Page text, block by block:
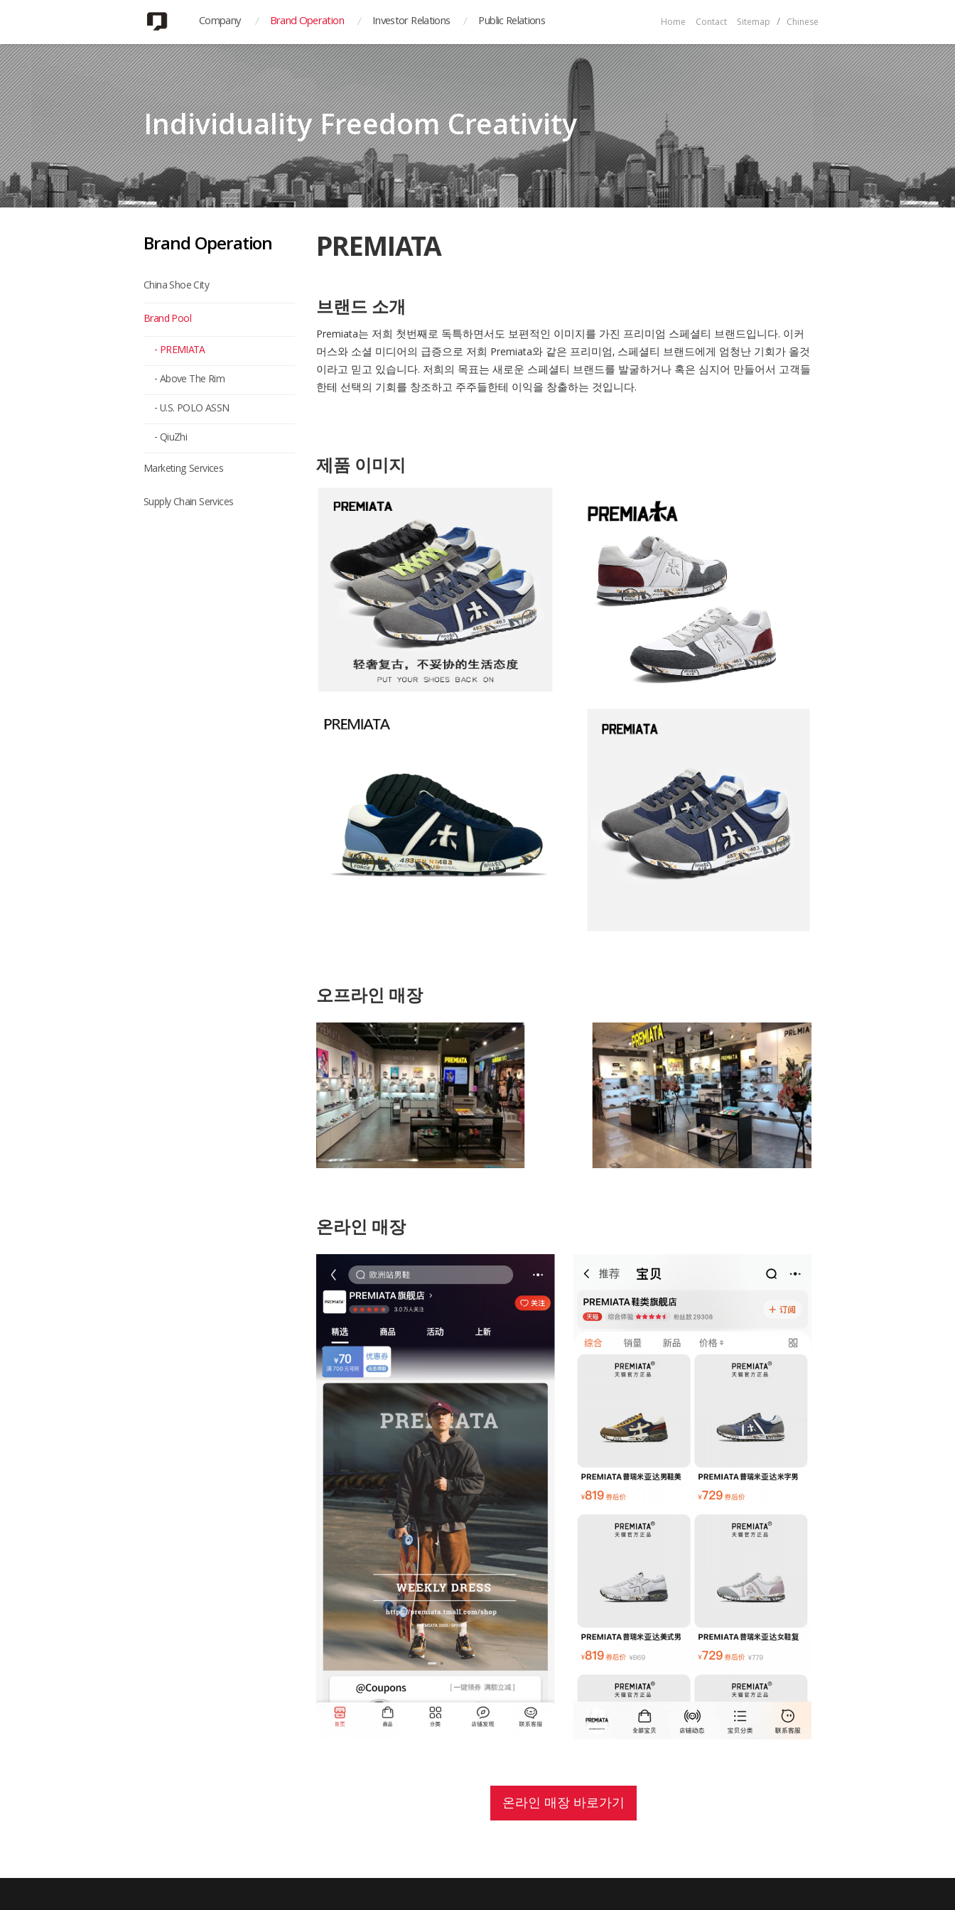
Home Contact Sitemap / Chinese
Company Brand Operation Investor Relations Public Relations
Individuality Freedom Creativity
Brand Operation
China Shoe City
Brand Pool
- PREMIATA
- Above The Rim
- U.S. POLO ASSN
- QiuZhi
Marketing Services
Supply Chain Services
PREMIATA
브랜드 소개
Premiata는 저희 첫번째로 독특하면서도 보편적인 이미지를 가진 프리미엄 스페셜티 브랜드입니다. 이커
머스와 소셜 미디어의 급증으로 저희 Premiata와 같은 프리미엄, 스페셜티 브랜드에게 엄청난 기회가 올것
이라고 믿고 있습니다. 저희의 목표는 새로운 스페셜티 브랜드를 발굴하거나 혹은 심지어 만들어서 고객들
한테 선택의 기회를 창조하고 주주들한테 이익을 창출하는 것입니다.
제품 이미지
오프라인 매장
온라인 매장
온라인 매장 바로가기